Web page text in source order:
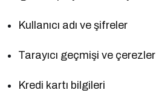
Kullanıcı adı ve şifreler
Tarayıcı geçmişi ve çerezler
Kredi kartı bilgileri